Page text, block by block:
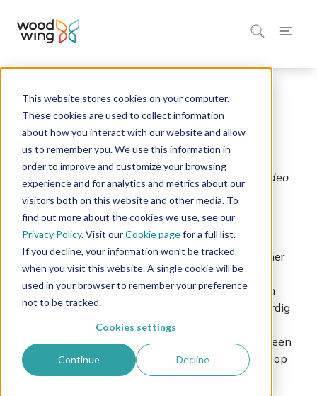
This website stores cookies on your computer.
These cookies are used to collect information
about how you interact with our website and allow
us to remember you. We use this information in
order to improve and customize your browsing
experience and for analytics and metrics about our
visitors both on this website and other media. To
find out more about the cookies we use, see our
Privacy Policy. Visit ourCookie pagefor a full list.
If you decline, your information won’t be tracked
when you visit this website. A single cookie will be
used in your browser to remember your preference
not to be tracked.
Cookies settings
Continue Decline
Home Integratie Marktplaats
bunny.net
Krachtige CDN-levering voor afbeeldingen en video.
bunny.net integratie met WoodWing Assets.
Lever jouw afbeeldingen en video's sneller, slimmer
en veiliger door bunny.net te integreren met
WoodWing Assets. Deze integratie stelt teams in
staat om assets te publiceren naar een hoogwaardig
wereldwijd CDN met behulp van eenvoudige
metadatavelden. Elk bestand wordt geleverd via een
veilige,
shareable link
die kan worden ingesloten op
elke website en in elk CMS of digitale applicatie,